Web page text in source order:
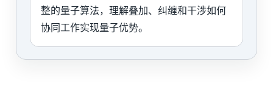
整的量子算法，理解叠加、纠缠和干涉如何
协同工作实现量子优势。